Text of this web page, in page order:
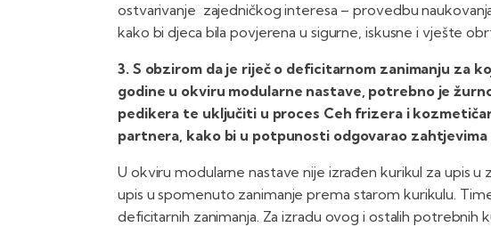
ostvarivanje zajedničkog interesa – provedbu
kako bi djeca bila povjerena u sigurne, iskusne i vješte
3. S obzirom da je riječ o deficitarnom zanimanju za
godine u okviru modularne nastave, potrebno je
pedikera te uključiti u proces Ceh frizera i
partnera, kako bi u potpunosti odgovarao
U okviru modularne nastave nije izrađen kurikul za upis
upis u spomenuto zanimanje prema starom kurikulu.
deficitarnih zanimanja. Za izradu ovog i ostalih potrebnih